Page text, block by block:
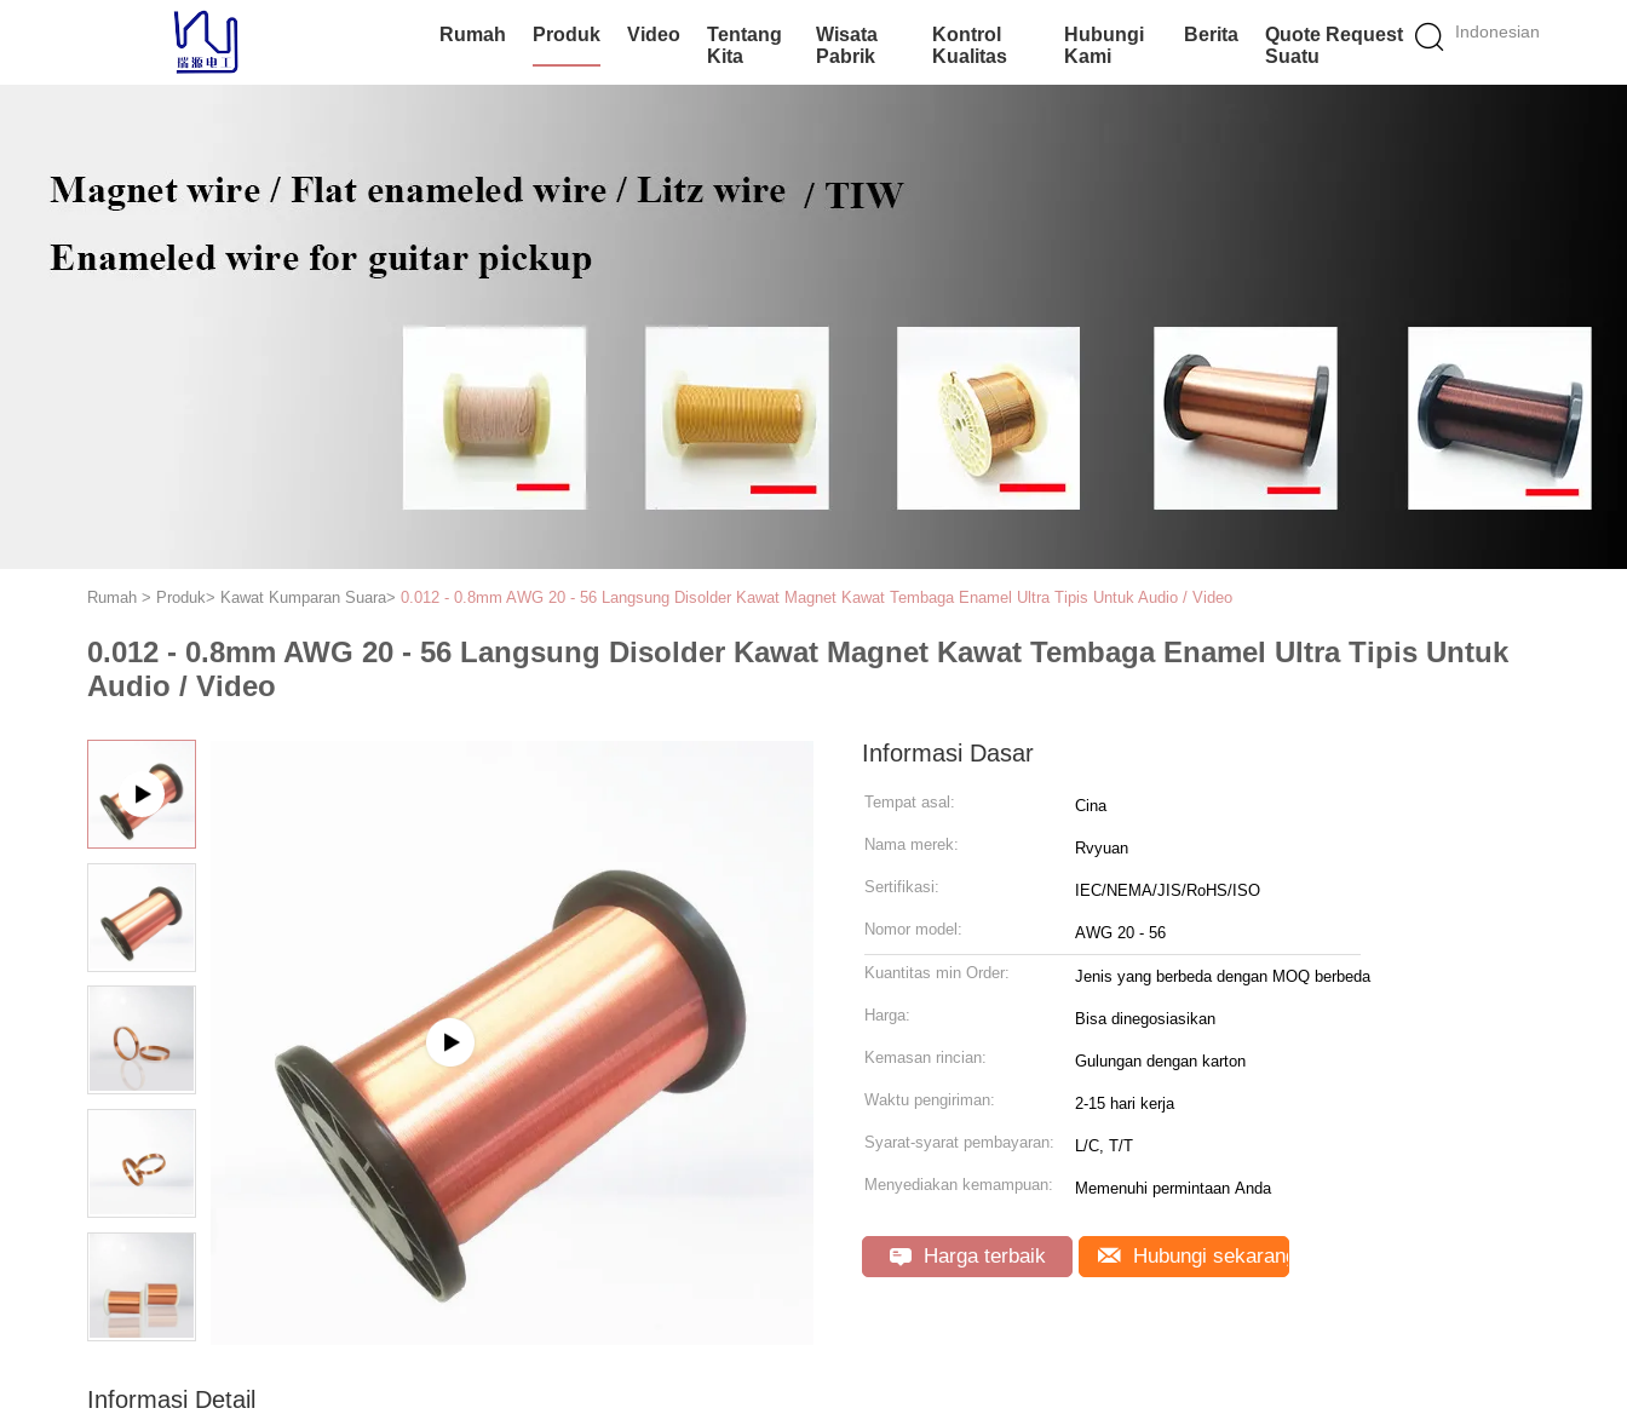
Indonesian
Rumah Produk Video
Tentang
Kita
Wisata
Pabrik
Kontrol
Kualitas
Hubungi
Kami
Berita
Quote Request
Suatu
Rumah > Produk> Kawat Kumparan Suara> 0.012 - 0.8mm AWG 20 - 56 Langsung Disolder Kawat Magnet Kawat Tembaga Enamel Ultra Tipis Untuk Audio / Video
0.012 - 0.8mm AWG 20 - 56 Langsung Disolder Kawat Magnet Kawat Tembaga Enamel Ultra Tipis Untuk
Audio / Video
Informasi Dasar
Tempat asal: Cina
Nama merek: Rvyuan
Sertifikasi: IEC/NEMA/JIS/RoHS/ISO
Nomor model: AWG 20 - 56
Kuantitas min Order: Jenis yang berbeda dengan MOQ berbeda
Harga: Bisa dinegosiasikan
Kemasan rincian: Gulungan dengan karton
Waktu pengiriman: 2-15 hari kerja
Syarat-syarat pembayaran: L/C, T/T
Menyediakan kemampuan: Memenuhi permintaan Anda
Harga terbaik Hubungi sekarang
Informasi Detail